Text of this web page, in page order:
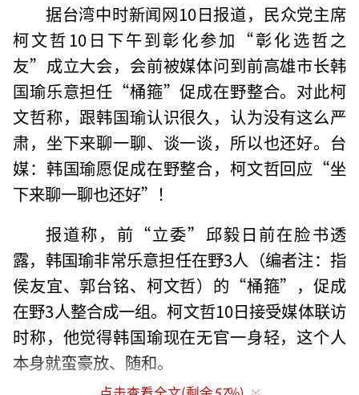
据台湾中时新闻网10日报道，民众党主席
柯文哲10日下午到彰化参加“彰化选哲之
友”成立大会，会前被媒体问到前高雄市长韩
国瑜乐意担任“桶箍”促成在野整合。对此柯
文哲称，跟韩国瑜认识很久，认为没有这么严
肃，坐下来聊一聊、谈一谈，所以也还好。台
媒：韩国瑜愿促成在野整合，柯文哲回应“坐
下来聊一聊也还好”！
报道称，前“立委”邱毅日前在脸书透
露，韩国瑜非常乐意担任在野3人（编者注：指
侯友宜、郭台铭、柯文哲）的“桶箍”，促成
在野3人整合成一组。柯文哲10日接受媒体联访
时称，他觉得韩国瑜现在无官一身轻，这个人
本身就蛮豪放、随和。